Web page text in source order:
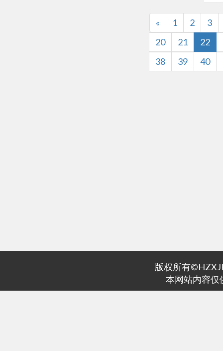
« 1 2
3
20
21 22
38
39 40
版权所有
本网站内容仅